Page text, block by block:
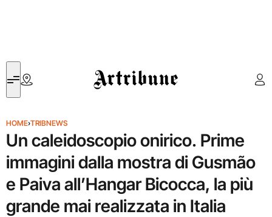
Artribune
HOME›TRIBNEWS
Un caleidoscopio onirico. Prime
immagini dalla mostra di Gusmão
e Paiva all’Hangar Bicocca, la più
grande mai realizzata in Italia